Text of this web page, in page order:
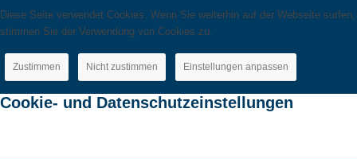
Diese Seite verwendet Cookies. Wenn Sie weiterhin auf der Webseite surfen,
stimmen Sie der Verwendung von Cookies zu.
Zustimmen Nicht zustimmen Einstellungen anpassen
Cookie- und Datenschutzeinstellungen